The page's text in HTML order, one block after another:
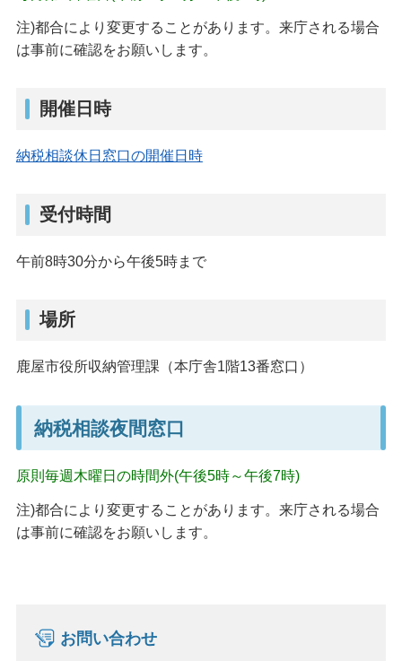
注)都合により変更することがあります。来庁される場合
は事前に確認をお願いします。
開催日時
納税相談休日窓口の開催日時
受付時間
午前8時30分から午後5時まで
場所
鹿屋市役所収納管理課（本庁舎1階13番窓口）
納税相談夜間窓口
原則毎週木曜日の時間外(午後5時～午後7時)
注)都合により変更することがあります。来庁される場合
は事前に確認をお願いします。
お問い合わせ